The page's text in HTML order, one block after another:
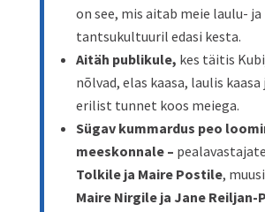
on see, mis aitab meie laulu- ja
tantsukultuuril edasi kesta.
Aitäh publikule, kes täitis
nõlvad, elas kaasa, laulis kaasa
erilist tunnet koos meiega.
Sügav kummardus peo
meeskonnale –
Tolkile ja Maire Postile,
Maire Nirgile ja Jane Reiljan-